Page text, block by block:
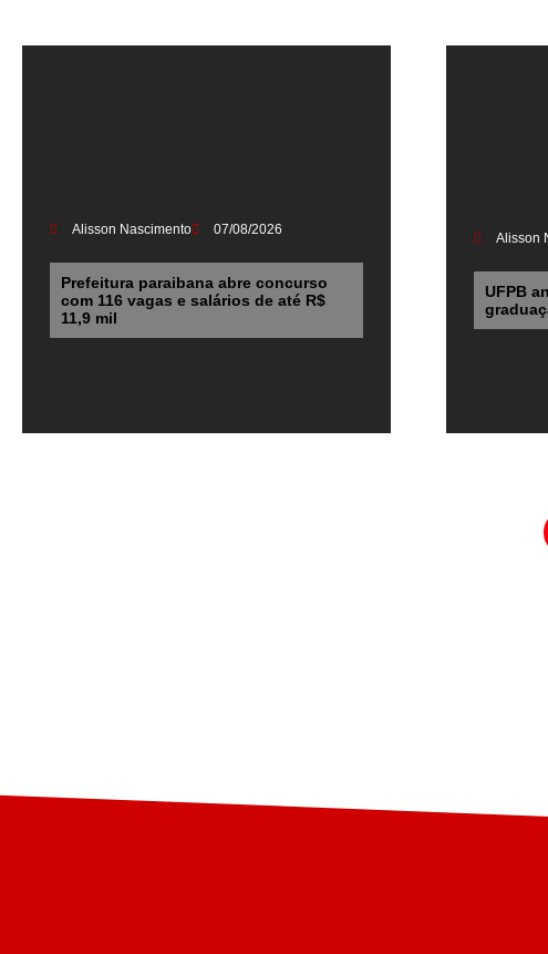
Alisson Nascimento 07/08/2026
Prefeitura paraibana abre concurso
com 116 vagas e salários de até R$
11,9 mil
Alisson
UFPB